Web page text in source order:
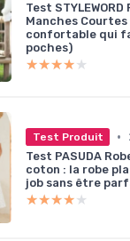
Test
Manches
confortable qui
poches)
★★★★★
★★★★★
Test Produit •
Test PASUDA
coton : la robe
job sans être
★★★★★
★★★★★